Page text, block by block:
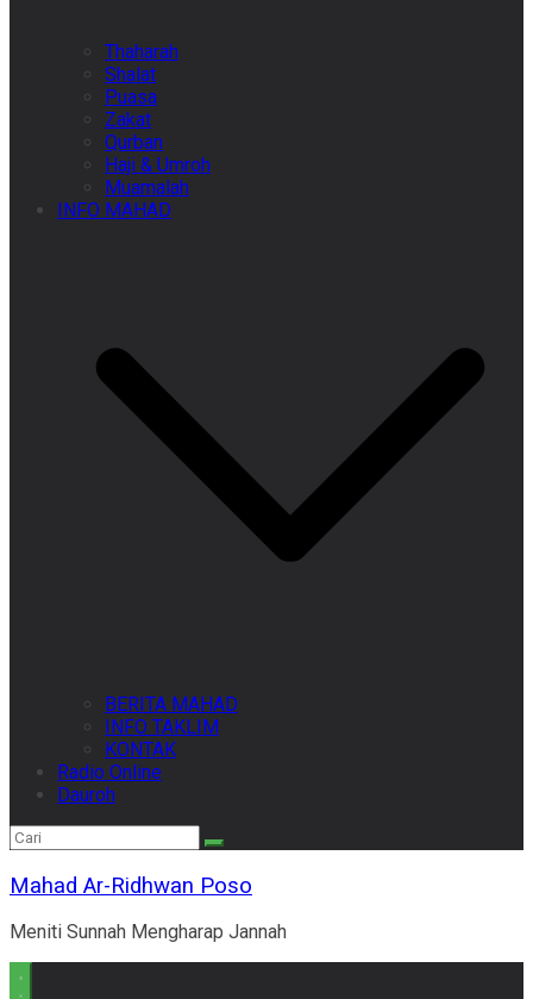
Thaharah
Shalat
Puasa
Zakat
Qurban
Haji & Umroh
Muamalah
INFO MAHAD
BERITA MAHAD
INFO TAKLIM
KONTAK
Radio Online
Dauroh
Mahad Ar-Ridhwan Poso
Meniti Sunnah Mengharap Jannah